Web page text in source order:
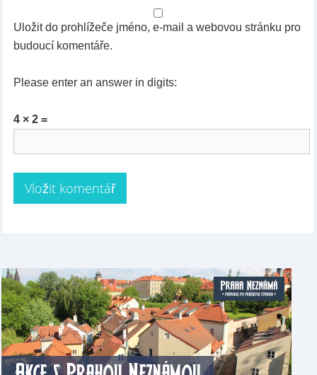
Uložit do prohlížeče jméno, e-mail a webovou stránku pro
budoucí komentáře.
Please enter an answer in digits:
4 × 2 =